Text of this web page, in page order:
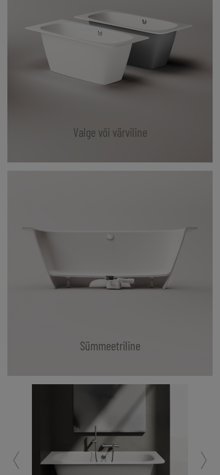
Valge või värviline
Sümmeetriline